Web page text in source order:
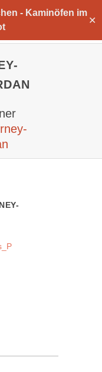
- Kaminöfen im
✕